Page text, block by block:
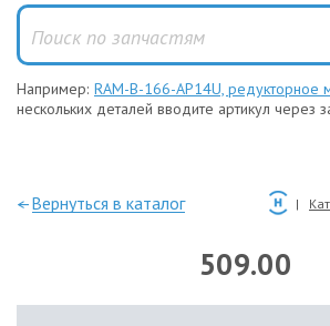
Например: RAM-B-166-AP14U, редукторное
нескольких деталей вводите артикул через
—Вернуться в каталог
509.00